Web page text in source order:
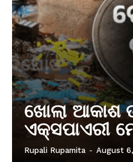
ଖୋଲା ଆକାଶ
ଏକ୍ସପାଏରୀ
Rupali Rupamita - August